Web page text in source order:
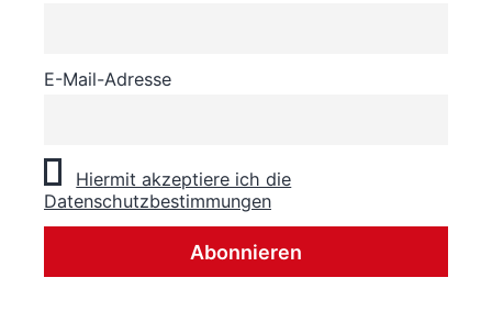
E-Mail-Adresse
Hiermit akzeptiere ich die
Datenschutzbestimmungen